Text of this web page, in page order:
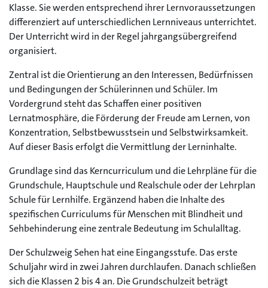
Klasse. Sie werden entsprechend ihrer Lernvoraussetzungen
differenziert auf unterschiedlichen Lernniveaus unterrichtet.
Der Unterricht wird in der Regel jahrgangsübergreifend
organisiert.
Zentral ist die Orientierung an den Interessen, Bedürfnissen
und Bedingungen der Schülerinnen und Schüler. Im
Vordergrund steht das Schaffen einer positiven
Lernatmosphäre, die Förderung der Freude am Lernen, von
Konzentration, Selbstbewusstsein und Selbstwirksamkeit.
Auf dieser Basis erfolgt die Vermittlung der Lerninhalte.
Grundlage sind das Kerncurriculum und die Lehrpläne für die
Grundschule, Hauptschule und Realschule oder der Lehrplan
Schule für Lernhilfe. Ergänzend haben die Inhalte des
spezifischen Curriculums für Menschen mit Blindheit und
Sehbehinderung eine zentrale Bedeutung im Schulalltag.
Der Schulzweig Sehen hat eine Eingangsstufe. Das erste
Schuljahr wird in zwei Jahren durchlaufen. Danach schließen
sich die Klassen 2 bis 4 an. Die Grundschulzeit beträgt